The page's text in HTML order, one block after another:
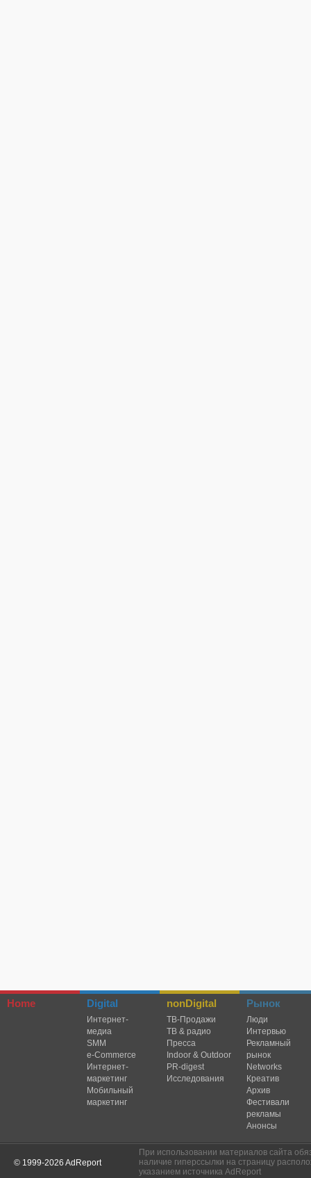
Home Digital
Интернет-
медиа
SMM
e-Commerce
Интернет-
маркетинг
Мобильный
маркетинг
nonDigital
TВ-Продажи
ТВ & радио
Пресса
Indoor & Outdoor
PR-digest
Исследования
Рынок
Люди
Интервью
Рекламный
рынок
Networks
Креатив
Архив
Фестивали
рекламы
Анонсы
© 1999-2026 AdReport
При использовании материалов сайта
наличие гиперссылки на страницу
указанием источника AdReport